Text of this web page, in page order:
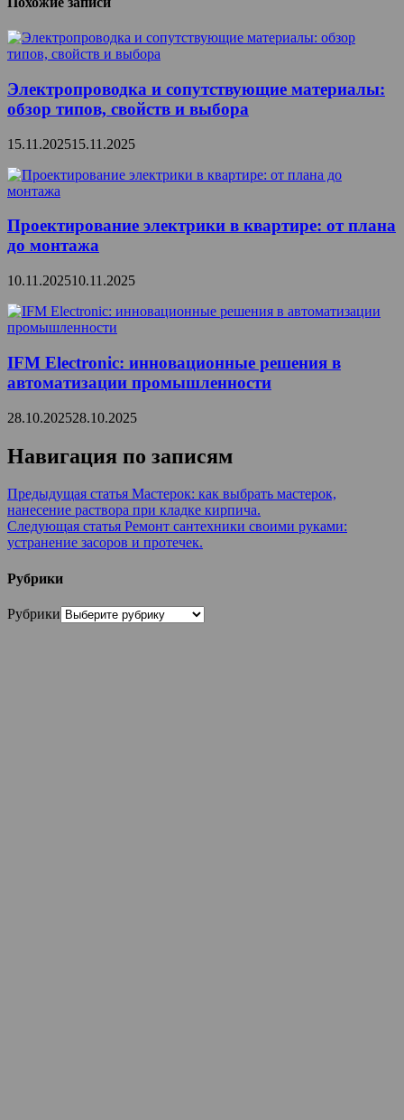
Электропроводка и сопутствующие материалы:
обзор типов, свойств и выбора
15.11.202515.11.2025
Проектирование электрики в квартире: от плана
до монтажа
10.11.202510.11.2025
IFM Electronic: инновационные решения в
автоматизации промышленности
28.10.202528.10.2025
Навигация по записям
Предыдущая статья Мастерок: как выбрать мастерок,
нанесение раствора при кладке кирпича.
Следующая статья Ремонт сантехники своими руками:
устранение засоров и протечек.
Рубрики
Рубрики